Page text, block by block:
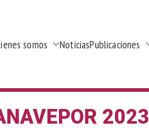
la Región de Murcia
somos NoticiasPublicaciones
2023